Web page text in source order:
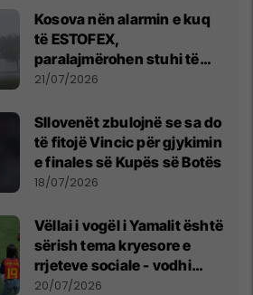
Kosova nën alarmin e kuq
të ESTOFEX,
paralajmërohen stuhi të
fuqishme me breshër dhe
21/07/2026
Sllovenët zbulojnë se sa do
të fitojë Vincic për gjykimin
e finales së Kupës së Botës
18/07/2026
Vëllai i vogël i Yamalit është
sërish tema kryesore e
rrjeteve sociale - vodhi
vëmendjen pas finales së
20/07/2026